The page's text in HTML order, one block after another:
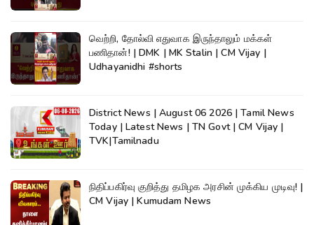
வெற்றி, தோல்வி எதுவாக இருந்தாலும் மக்கள்
பணிதான்! | DMK | MK Stalin | CM Vijay |
Udhayanidhi #shorts
District News | August 06 2026 | Tamil News
Today | Latest News | TN Govt | CM Vijay |
TVK|Tamilnadu
நிதிப்பகிர்வு குறித்து தமிழக அரசின் முக்கிய முடிவு! |
CM Vijay | Kumudam News